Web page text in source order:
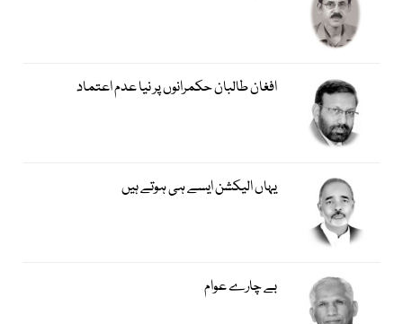
افغان طالبان حکمرانوں پر نیا عدم اعتماد
یہاں الیکشن ایسے ہی ہوتے ہیں
بے چارے عوام